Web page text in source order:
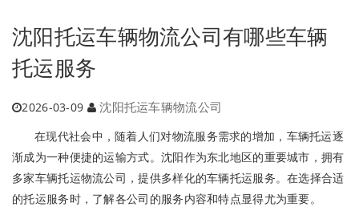
沈阳托运车辆物流公司有哪些车辆
托运服务
2026-03-09 沈阳托运车辆物流公司
在现代社会中，随着人们对物流服务需求的增加，车辆托运逐
渐成为一种便捷的运输方式。沈阳作为东北地区的重要城市，拥有
多家车辆托运物流公司，提供多样化的车辆托运服务。在选择合适
的托运服务时，了解各公司的服务内容和特点显得尤为重要。